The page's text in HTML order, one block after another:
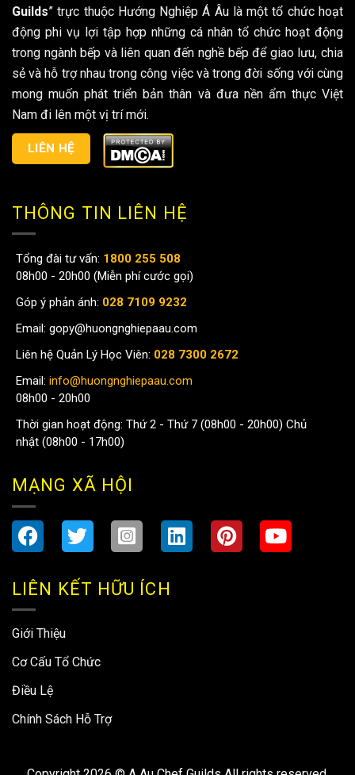
Guilds” trực thuộc Hướng Nghiệp Á Âu là một tổ chức hoạt
động phi vụ lợi tập hợp những cá nhân tổ chức hoạt động
trong ngành bếp và liên quan đến nghề bếp để giao lưu, chia
sẻ và hỗ trợ nhau trong công việc và trong đời sống với cùng
mong muốn phát triển bản thân và đưa nền ẩm thực Việt
Nam đi lên một vị trí mới.
LIÊN HỆ
THÔNG TIN LIÊN HỆ
Tổng đài tư vấn: 1800 255 508
08h00 - 20h00 (Miễn phí cước gọi)
Góp ý phản ánh: 028 7109 9232
Email: gopy@huongnghiepaau.com
Liên hệ Quản Lý Học Viên: 028 7300 2672
Email: info@huongnghiepaau.com
08h00 - 20h00
Thời gian hoạt động: Thứ 2 - Thứ 7 (08h00 - 20h00) Chủ
nhật (08h00 - 17h00)
MẠNG XÃ HỘI
LIÊN KẾT HỮU ÍCH
Giới Thiệu
Cơ Cấu Tổ Chức
Điều Lệ
Chính Sách Hỗ Trợ